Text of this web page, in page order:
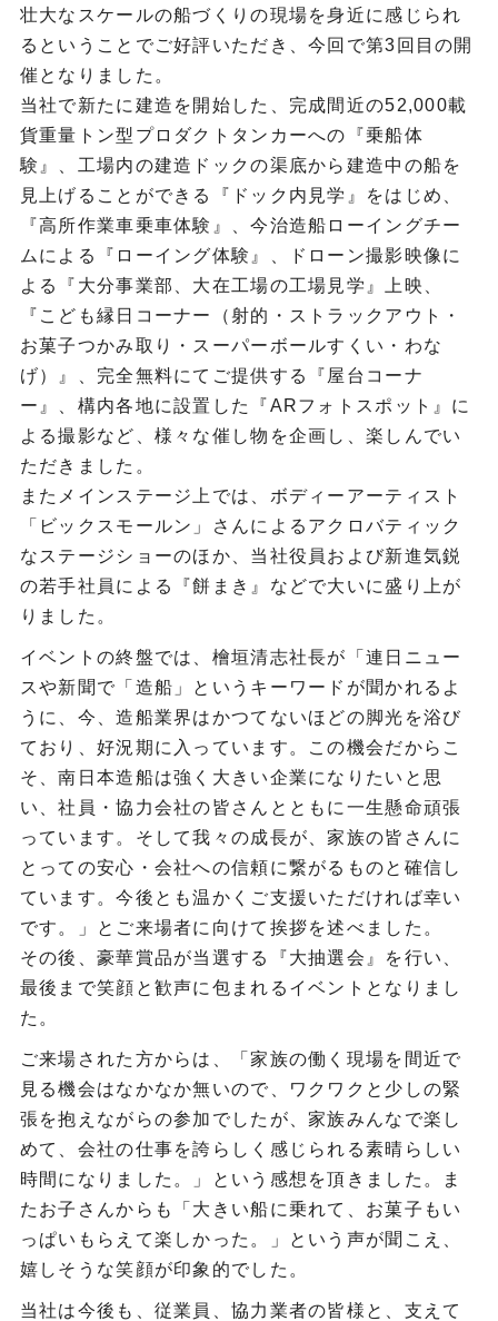
壮大なスケールの船づくりの現場を身近に感じられ
るということでご好評いただき、今回で第3回目の開
催となりました。
当社で新たに建造を開始した、完成間近の52,000載
貨重量トン型プロダクトタンカーへの『乗船体
験』、工場内の建造ドックの渠底から建造中の船を
見上げることができる『ドック内見学』をはじめ、
『高所作業車乗車体験』、今治造船ローイングチー
ムによる『ローイング体験』、ドローン撮影映像に
よる『大分事業部、大在工場の工場見学』上映、
『こども縁日コーナー（射的・ストラックアウト・
お菓子つかみ取り・スーパーボールすくい・わな
げ）』、完全無料にてご提供する『屋台コーナ
ー』、構内各地に設置した『ARフォトスポット』に
よる撮影など、様々な催し物を企画し、楽しんでい
ただきました。
またメインステージ上では、ボディーアーティスト
「ビックスモールン」さんによるアクロバティック
なステージショーのほか、当社役員および新進気鋭
の若手社員による『餅まき』などで大いに盛り上が
りました。
イベントの終盤では、檜垣清志社長が「連日ニュー
スや新聞で「造船」というキーワードが聞かれるよ
うに、今、造船業界はかつてないほどの脚光を浴び
ており、好況期に入っています。この機会だからこ
そ、南日本造船は強く大きい企業になりたいと思
い、社員・協力会社の皆さんとともに一生懸命頑張
っています。そして我々の成長が、家族の皆さんに
とっての安心・会社への信頼に繋がるものと確信し
ています。今後とも温かくご支援いただければ幸い
です。」とご来場者に向けて挨拶を述べました。
その後、豪華賞品が当選する『大抽選会』を行い、
最後まで笑顔と歓声に包まれるイベントとなりまし
た。
ご来場された方からは、「家族の働く現場を間近で
見る機会はなかなか無いので、ワクワクと少しの緊
張を抱えながらの参加でしたが、家族みんなで楽し
めて、会社の仕事を誇らしく感じられる素晴らしい
時間になりました。」という感想を頂きました。ま
たお子さんからも「大きい船に乗れて、お菓子もい
っぱいもらえて楽しかった。」という声が聞こえ、
嬉しそうな笑顔が印象的でした。
当社は今後も、従業員、協力業者の皆様と、支えて